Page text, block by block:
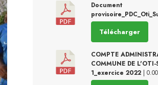
Document
Télécharger
COMPTE
COMMUNE DE L'OTI-
1_exercice 2022 |